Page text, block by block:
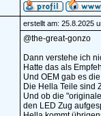
erstellt am: 25.8.2025
@the-great-gonzo
Dann verstehe ich
Hatte das als
Und OEM gab es
Die Hella Teile sind
Und ob die
den LED Zug